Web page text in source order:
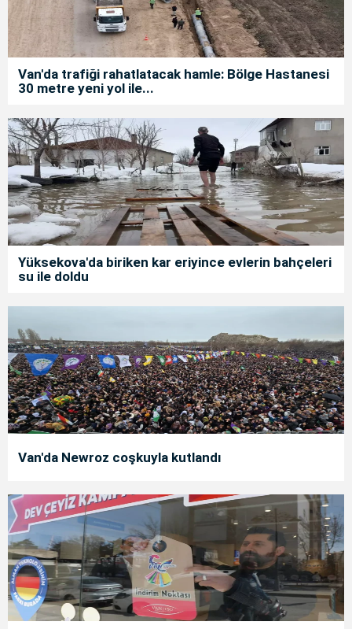
Van'da trafiği rahatlatacak hamle: Bölge Hastanesi
30 metre yeni yol ile...
Yüksekova'da biriken kar eriyince evlerin bahçeleri
su ile doldu
Van'da Newroz coşkuyla kutlandı